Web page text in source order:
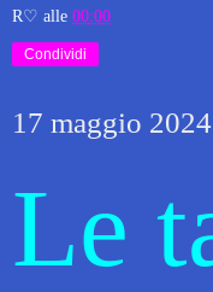
R♡ alle 00:00
Condividi
17 maggio 2024
Le